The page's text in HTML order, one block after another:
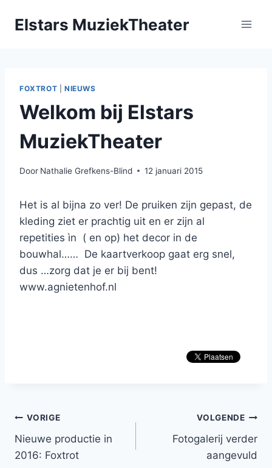
naarElstars MuziekTheater
FOXTROT NIEUWS
Welkom bij Elstars
MuziekTheater
Door Nathalie Grefkens-Blind 12 januari 2015
Het is al bijna zo ver! De pruiken zijn gepast, de
kleding ziet er prachtig uit en er zijn al
repetities ìn ( en op) het decor in de
bouwhal…… De kaartverkoop gaat erg snel,
dus …zorg dat je er bij bent!
www.agnietenhof.nl
Bericht
navigatie
VORIGE
Nieuwe productie in
2016: Foxtrot
VOLGENDE
Fotogalerij verder
aangevuld